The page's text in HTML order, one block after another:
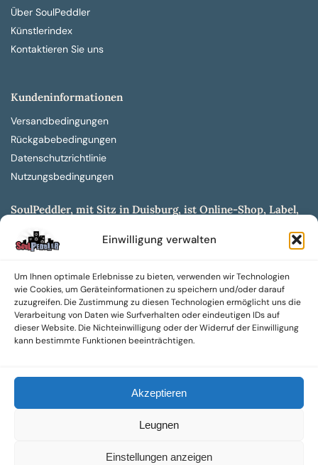
Einwilligung verwalten
Um Ihnen optimale Erlebnisse zu bieten, verwenden wir Technologien
wie Cookies, um Geräteinformationen zu speichern und/oder darauf
zuzugreifen. Die Zustimmung zu diesen Technologien ermöglicht uns die
Verarbeitung von Daten wie Surfverhalten oder eindeutigen IDs auf
dieser Website. Die Nichteinwilligung oder der Widerruf der Einwilligung
kann bestimmte Funktionen beeinträchtigen.
Akzeptieren
Leugnen
Einstellungen anzeigen
Über SoulPeddler
Künstlerindex
Kontaktieren Sie uns
Kundeninformationen
Versandbedingungen
Rückgabebedingungen
Datenschutzrichtlinie
Nutzungsbedingungen
SoulPeddler, mit Sitz in Duisburg, ist Online-Shop, Label,
entwickelt aus dem SoulPeddler Vinyl-Presswerk und
unserer Online-Gig-Plattform.
Wir bieten eine breite Auswahl an sowohl hochgradig
sammelwürdigen als auch Mainstream-Titeln und -Formaten auf
Vinyl, CD und weiteren Medien.
Sowohl neue als auch gebrauchte, nach Zustand bewertete
Wir setzen uns leidenschaftlich für unabhängige Künstler und
Labels ein und bieten hochwertige, maßgeschneiderte Lösungen
aus über 30 Jahren Erfahrung in der Musikindustrie.
SoulPeddler Mailorder, Records & Vinyl Production – DUBOX –